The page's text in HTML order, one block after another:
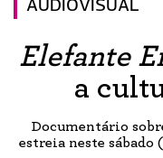
AUDIOVISUAL
Elefante
a
Documentário
estreia neste sábado